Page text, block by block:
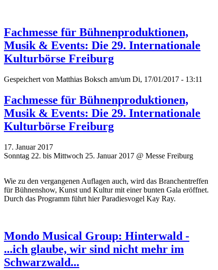
Fachmesse für Bühnenproduktionen,
Musik & Events: Die 29. Internationale
Kulturbörse Freiburg
Gespeichert von Matthias Boksch am/um Di, 17/01/2017 - 13:11
Fachmesse für Bühnenproduktionen,
Musik & Events: Die 29. Internationale
Kulturbörse Freiburg
17. Januar 2017
Sonntag 22. bis Mittwoch 25. Januar 2017 @ Messe Freiburg
Wie zu den vergangenen Auflagen auch, wird das Branchentreffen
für Bühnenshow, Kunst und Kultur mit einer bunten Gala eröffnet.
Durch das Programm führt hier Paradiesvogel Kay Ray.
Mondo Musical Group: Hinterwald -
...ich glaube, wir sind nicht mehr im
Schwarzwald...